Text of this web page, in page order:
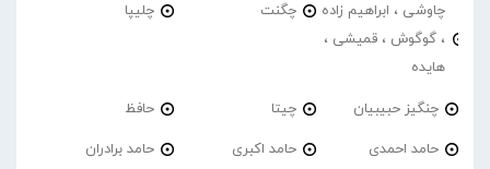
چاوشی ، ابراهیم زاده
، گوگوش ، قمیشی ،
هایده
چگنت چلیپا
چنگیز حبیبیان چیتا حافظ
حامد احمدی حامد اکبری حامد برادران